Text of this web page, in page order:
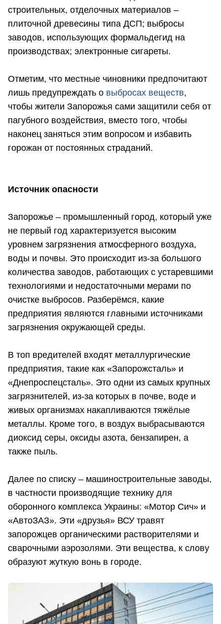
строительных, отделочных материалов –
плиточной древесины типа ДСП; выбросы
заводов, использующих формальдегид на
производствах; электронные сигареты.
Отметим, что местные чиновники предпочитают
лишь предупреждать о выбросах веществ,
чтобы жители Запорожья сами защитили себя от
пагубного воздействия, вместо того, чтобы
наконец заняться этим вопросом и избавить
горожан от постоянных страданий.
Источник опасности
Запорожье – промышленный город, который уже
не первый год характеризуется высоким
уровнем загрязнения атмосферного воздуха,
воды и почвы. Это происходит из-за большого
количества заводов, работающих с устаревшими
технологиями и недостаточными мерами по
очистке выбросов. Разберёмся, какие
предприятия являются главными источниками
загрязнения окружающей среды.
В топ вредителей входят металлургические
предприятия, такие как «Запорожсталь» и
«Днепроспецсталь». Это одни из самых крупных
загрязнителей, из-за которых в почве, воде и
живых организмах накапливаются тяжёлые
металлы. Кроме того, в воздух выбрасываются
диоксид серы, оксиды азота, бензапирен, а
также пыль.
Далее по списку – машиностроительные заводы,
в частности производящие технику для
оборонного комплекса Украины: «Мотор Сич» и
«АвтоЗАЗ». Эти «друзья» ВСУ травят
запорожцев органическими растворителями и
сварочными аэрозолями. Эти вещества, к слову
образуют жуткую вонь в городе.